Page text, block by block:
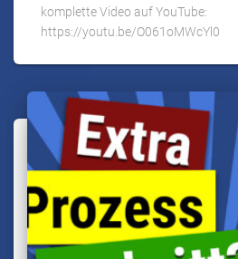
komplette Video auf YouTube:
https://youtu.be/O061oMWcYl0